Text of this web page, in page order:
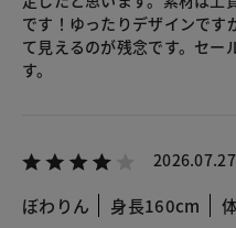
です！ゆったりデザインです
て見えるのが残念です。セー
す。
2026.07.27
ぼわりん 身長160cm